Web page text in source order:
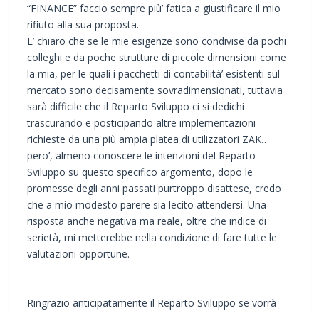
“FINANCE” faccio sempre più’ fatica a giustificare il mio
rifiuto alla sua proposta.
E’ chiaro che se le mie esigenze sono condivise da pochi
colleghi e da poche strutture di piccole dimensioni come
la mia, per le quali i pacchetti di contabilità’ esistenti sul
mercato sono decisamente sovradimensionati, tuttavia
sarà difficile che il Reparto Sviluppo ci si dedichi
trascurando e posticipando altre implementazioni
richieste da una più ampia platea di utilizzatori ZAK…
pero’, almeno conoscere le intenzioni del Reparto
Sviluppo su questo specifico argomento, dopo le
promesse degli anni passati purtroppo disattese, credo
che a mio modesto parere sia lecito attendersi. Una
risposta anche negativa ma reale, oltre che indice di
serietà, mi metterebbe nella condizione di fare tutte le
valutazioni opportune.
Ringrazio anticipatamente il Reparto Sviluppo se vorrà